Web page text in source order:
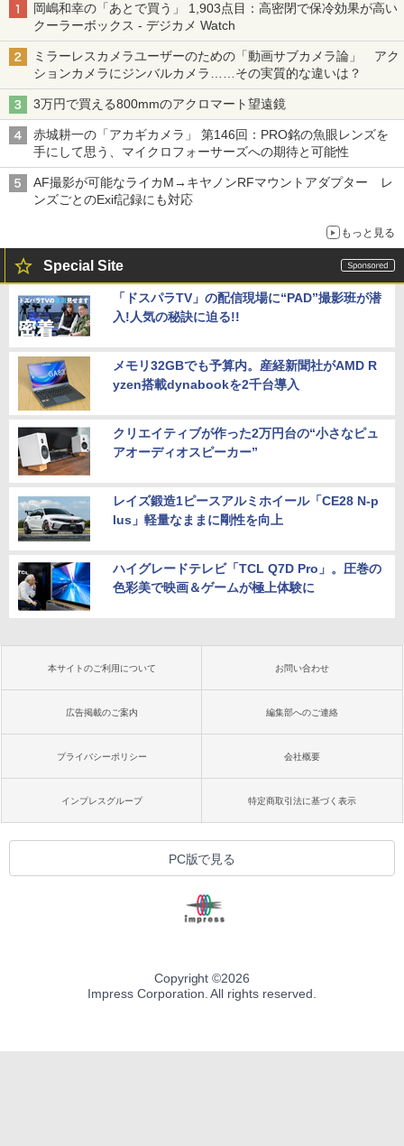
岡嶋和幸の「あとで買う」 1,903点目：高密閉で保冷効果が高い
クーラーボックス - デジカメ Watch
ミラーレスカメラユーザーのための「動画サブカメラ論」 アク
ションカメラにジンバルカメラ……その実質的な違いは？
3万円で買える800mmのアクロマート望遠鏡
赤城耕一の「アカギカメラ」 第146回：PRO銘の魚眼レンズを
手にして思う、マイクロフォーサーズへの期待と可能性
AF撮影が可能なライカM→キヤノンRFマウントアダプター レ
ンズごとのExif記録にも対応
もっと見る
Special Site
「ドスパラTV」の配信現場に“PAD”撮影班が潜
入!人気の秘訣に迫る!!
メモリ32GBでも予算内。産経新聞社がAMD R
yzen搭載dynabookを2千台導入
クリエイティブが作った2万円台の“小さなピュ
アオーディオスピーカー”
レイズ鍛造1ピースアルミホイール「CE28 N-p
lus」軽量なままに剛性を向上
ハイグレードテレビ「TCL Q7D Pro」。圧巻の
色彩美で映画＆ゲームが極上体験に
本サイトのご利用について お問い合わせ
広告掲載のご案内 編集部へのご連絡
プライバシーポリシー 会社概要
インプレスグループ 特定商取引法に基づく表示
PC版で見る
Copyright ©2026
Impress Corporation. All rights reserved.